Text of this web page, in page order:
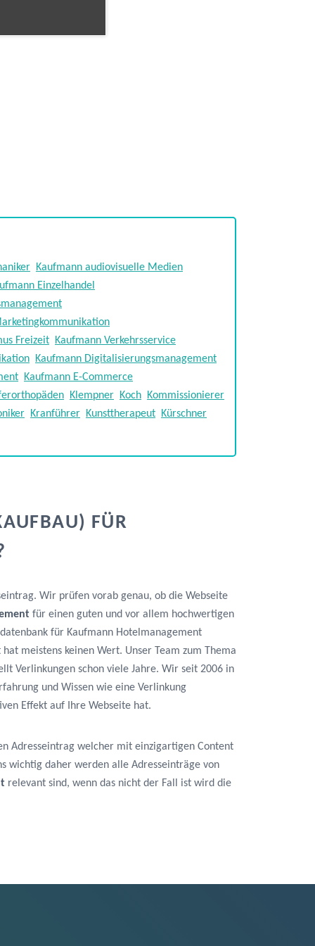
Kaufmann audiovisuelle Medien
Einzelhandel
Freizeit
Kaufmann Verkehrsservice
Kaufmann Digitalisierungsmanagement
Kaufmann E-Commerce
Klempner Koch
Kommissionierer
Kranführer Kunsttherapeut
Kürschner
FÜR
Wir prüfen vorab genau, ob die Webseite
für einen guten und vor allem hochwertigen
für Kaufmann Hotelmanagement
meistens keinen Wert. Unser Team zum Thema
Verlinkungen schon viele Jahre. Wir seit 2006 in
und Wissen wie eine Verlinkung
Effekt auf Ihre Webseite hat.
Adresseintrag welcher mit einzigartigen Content
wichtig daher werden alle Adresseinträge von
relevant sind, wenn das nicht der Fall ist wird die